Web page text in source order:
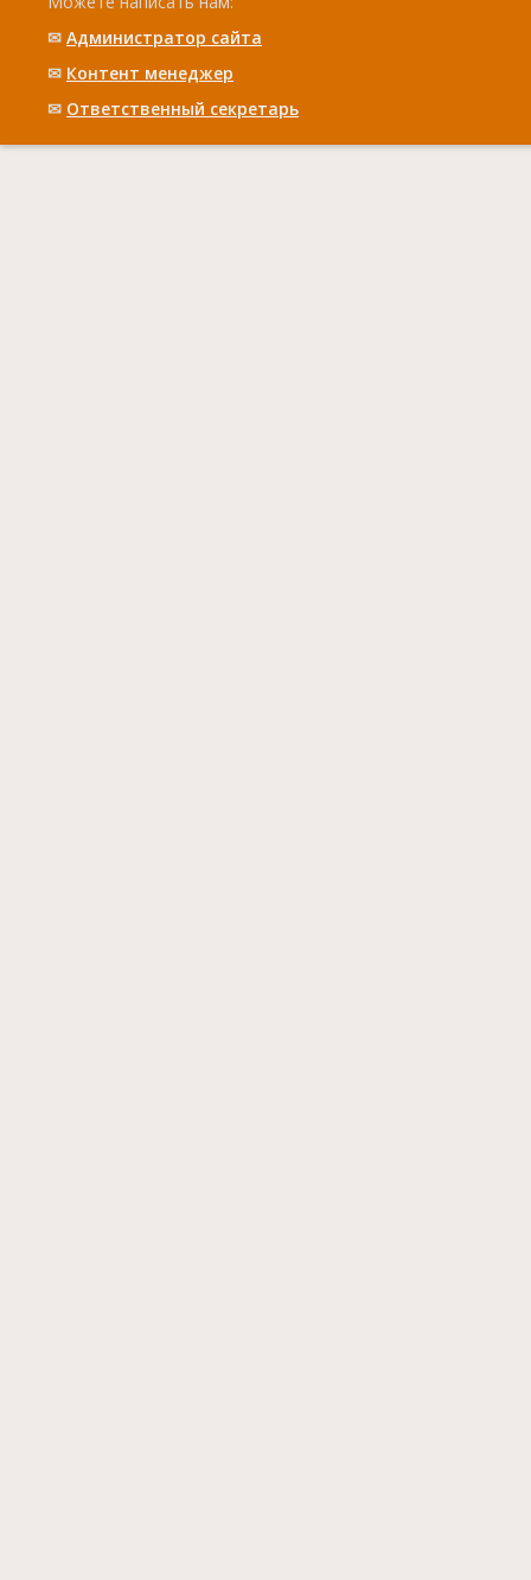
✉ Администратор сайта
✉ Контент менеджер
✉ Ответственный cекретарь